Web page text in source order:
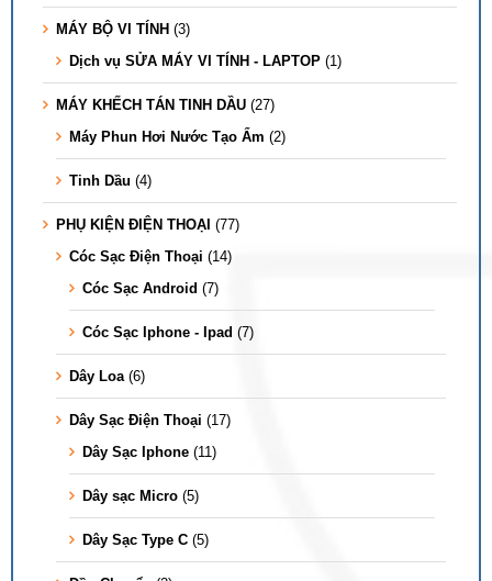
MÁY BỘ VI TÍNH (3)
Dịch vụ SỬA MÁY VI TÍNH - LAPTOP (1)
MÁY KHẾCH TÁN TINH DẦU (27)
Máy Phun Hơi Nước Tạo Ẩm (2)
Tinh Dầu (4)
PHỤ KIỆN ĐIỆN THOẠI (77)
Cóc Sạc Điện Thoại (14)
Cóc Sạc Android (7)
Cóc Sạc Iphone - Ipad (7)
Dây Loa (6)
Dây Sạc Điện Thoại (17)
Dây Sạc Iphone (11)
Dây sạc Micro (5)
Dây Sạc Type C (5)